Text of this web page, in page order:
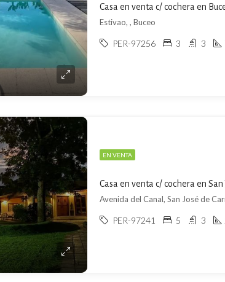
Casa en venta c/ cochera en
Estivao, , Buceo
PER-97256 3 3
EN VENTA
Casa en venta c/ cochera en San
Avenida del Canal, San José de
PER-97241 5 3